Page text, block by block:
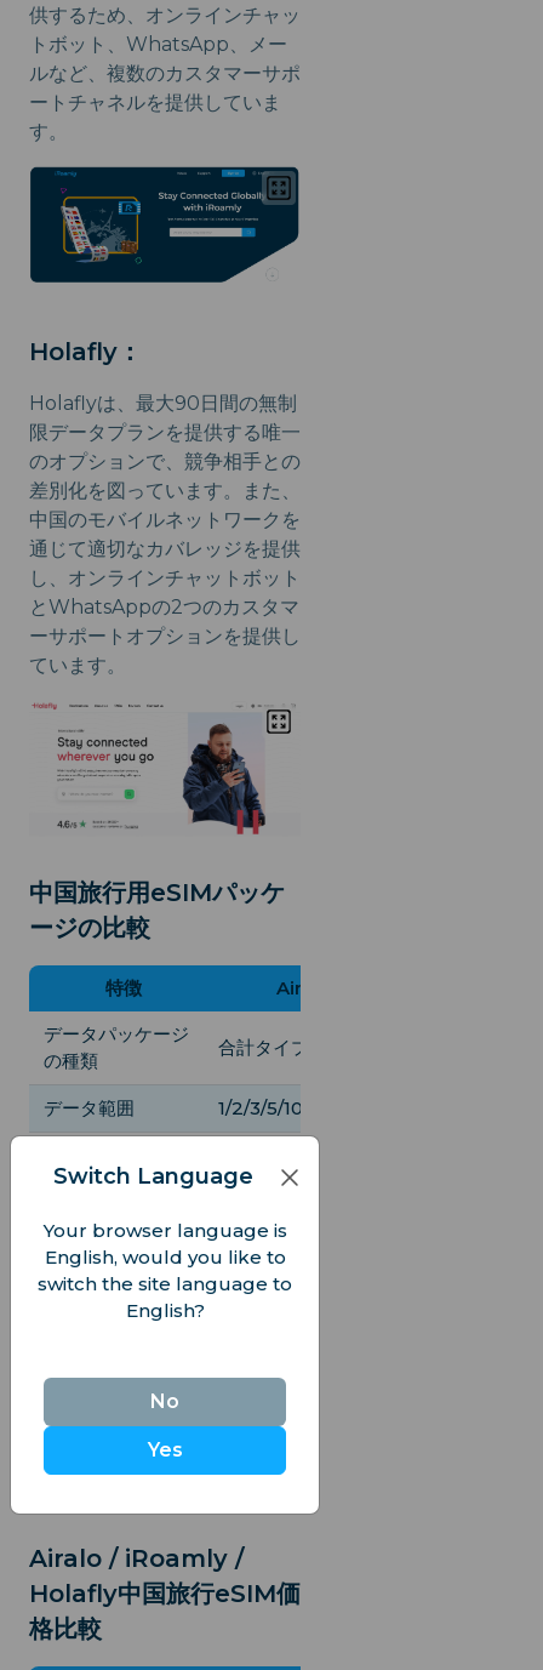
供するため、オンラインチャッ
トボット、WhatsApp、メー
ルなど、複数のカスタマーサポ
ートチャネルを提供していま
す。
Holafly：
Holaflyは、最大90日間の無制
限データプランを提供する唯一
のオプションで、競争相手との
差別化を図っています。また、
中国のモバイルネットワークを
通じて適切なカバレッジを提供
し、オンラインチャットボット
とWhatsAppの2つのカスタマ
ーサポートオプションを提供し
ています。
中国旅行用eSIMパッケ
ージの比較
特徴 Airalo
データパッケージ
の種類
合計タイプ
データ範囲 1/2/3/5/10/20 GB
ホットスポット/テ
ザリング
あり
カスタマーサービ
オンラインチャット
Airalo / iRoamly /
Holafly中国旅行eSIM価
格比較
Switch Language
Your browser language is
English, would you like to
switch the site language to
English?
No
Yes